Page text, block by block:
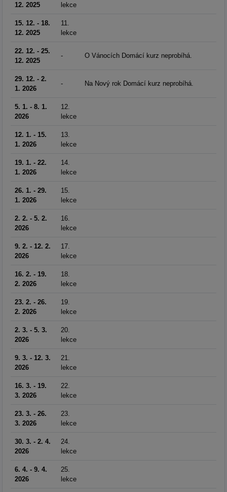
12. 2025
lekce
15. 12. - 18.
12. 2025
11.
lekce
22. 12. - 25.
12. 2025
- O Vánocích Domácí kurz neprobíhá.
29. 12. - 2.
1. 2026
- Na Nový rok Domácí kurz neprobíhá.
5. 1. - 8. 1.
2026
12.
lekce
12. 1. - 15.
1. 2026
13.
lekce
19. 1. - 22.
1. 2026
14.
lekce
26. 1. - 29.
1. 2026
15.
lekce
2. 2. - 5. 2.
2026
16.
lekce
9. 2. - 12. 2.
2026
17.
lekce
16. 2. - 19.
2. 2026
18.
lekce
23. 2. - 26.
2. 2026
19.
lekce
2. 3. - 5. 3.
2026
20.
lekce
9. 3. - 12. 3.
2026
21.
lekce
16. 3. - 19.
3. 2026
22.
lekce
23. 3. - 26.
3. 2026
23.
lekce
30. 3. - 2. 4.
2026
24.
lekce
6. 4. - 9. 4.
2026
25.
lekce